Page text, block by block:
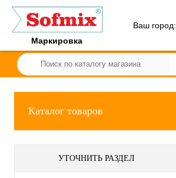
Маркировка
Ваш город:
Каталог товаров
УТОЧНИТЬ РАЗДЕЛ